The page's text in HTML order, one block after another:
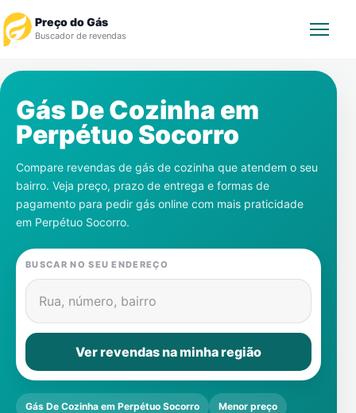
Preço do Gás
Buscador de revendas
Revendedor
Notícias
Cadastre-se
Gás
Contatos
Gás De Cozinha em
Perpétuo Socorro
Compare revendas de gás de cozinha que atendem o seu
bairro. Veja preço, prazo de entrega e formas de
pagamento para pedir gás online com mais praticidade
em Perpétuo Socorro.
BUSCAR NO SEU ENDEREÇO
Rua, número, bairro
Ver revendas na minha região
Gás De Cozinha em Perpétuo Socorro Menor preço